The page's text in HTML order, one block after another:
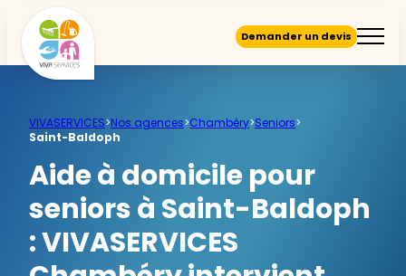
Demander un devis
VIVASERVICES>Nos agences>Chambéry>Seniors>
Saint-Baldoph
Aide à domicile pour
seniors à Saint-Baldoph
:VIVASERVICES